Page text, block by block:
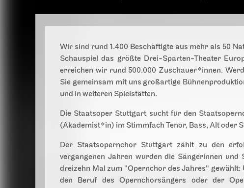
Wir sind rund 1.400 Beschäftigte aus mehr als 50
Schauspiel das größte Drei-Sparten-Theater
erreichen wir rund 500.000 Zuschauer*innen.
Sie gemeinsam mit uns großartige
und in weiteren Spielstätten.
Die Staatsoper Stuttgart sucht für den
(Akademist*in) im Stimmfach Tenor, Bass, Alt oder
Der Staatsopernchor Stuttgart zählt zu den
vergangenen Jahren wurden die Sängerinnen
dreizehn Mal zum "Opernchor des Jahres"
den Beruf des Opernchorsängers oder der